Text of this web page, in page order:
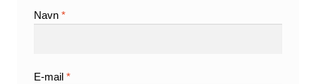
Navn*
E-mail*